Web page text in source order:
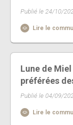
Publié le 24/10/
Lire le
Lune de
préférées
Publié le 04/09/
Lire le